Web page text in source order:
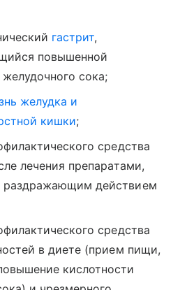
гастрит,
повышенной
сока;
желудка и
кишки;
средства
лечения препаратами,
действием
средства
в диете (прием пищи,
кислотности